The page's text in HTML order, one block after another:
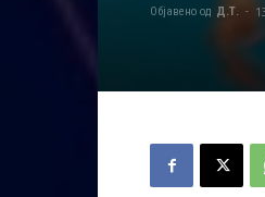
Објавено од Д.Т. -